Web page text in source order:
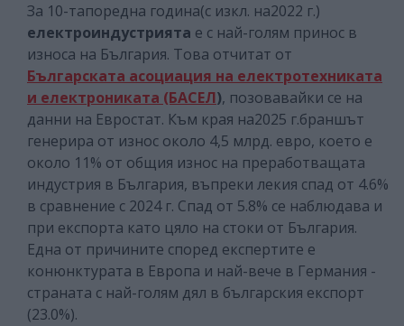
За 10-тапоредна година(с изкл. на2022 г.)
електроиндустрията е с най-голям принос в
износа на България. Това отчитат от
Българската асоциация на електротехниката
и електрониката (БАСЕЛ), позовавайки се на
данни на Евростат. Към края на2025 г.браншът
генерира от износ около 4,5 млрд. евро, което е
около 11% от общия износ на преработващата
индустрия в България, въпреки лекия спад от 4.6%
в сравнение с 2024 г. Спад от 5.8% се наблюдава и
при експорта като цяло на стоки от България.
Една от причините според експертите е
конюнктурата в Европа и най-вече в Германия -
страната с най-голям дял в българския експорт
(23.0%).